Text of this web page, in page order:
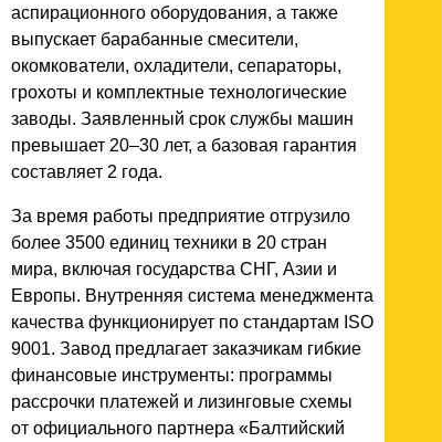
аспирационного оборудования, а также
выпускает барабанные смесители,
окомкователи, охладители, сепараторы,
грохоты и комплектные технологические
заводы. Заявленный срок службы машин
превышает 20–30 лет, а базовая гарантия
составляет 2 года.
За время работы предприятие отгрузило
более 3500 единиц техники в 20 стран
мира, включая государства СНГ, Азии и
Европы. Внутренняя система менеджмента
качества функционирует по стандартам ISO
9001. Завод предлагает заказчикам гибкие
финансовые инструменты: программы
рассрочки платежей и лизинговые схемы
от официального партнера «Балтийский